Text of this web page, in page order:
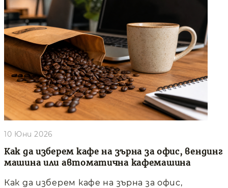
Как да изберем кафе на зърна за офис, вендинг
машина или автоматична кафемашина
10 Юни 2026
Как да изберем кафе на зърна за офис,